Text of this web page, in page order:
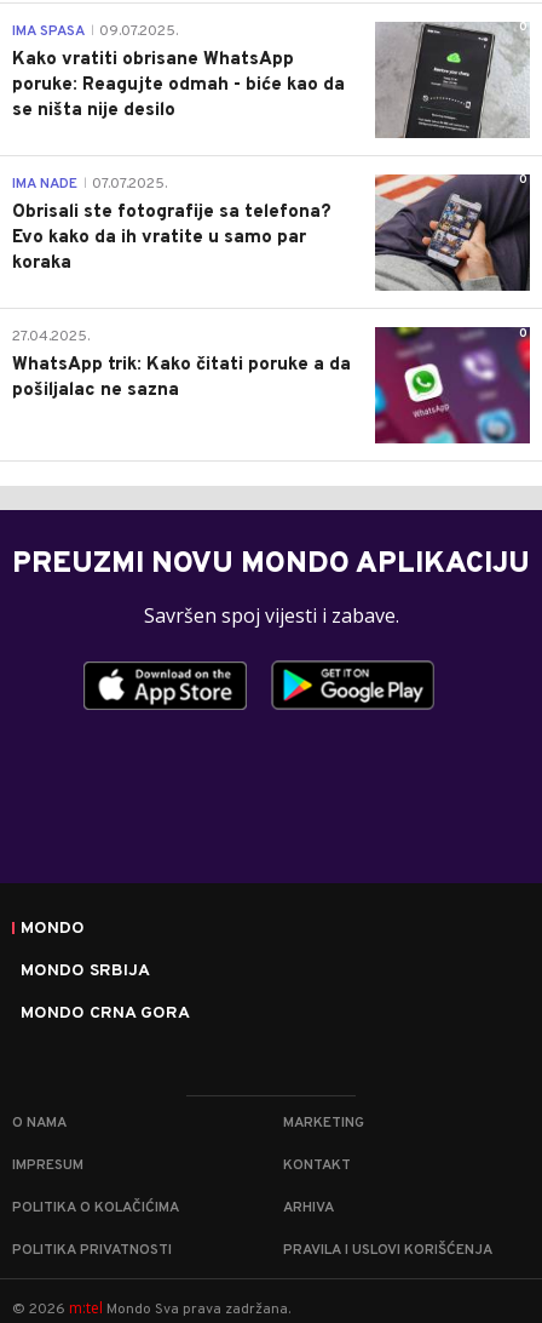
0
IMA SPASA 09.07.2025.
Kako vratiti obrisane WhatsApp
poruke: Reagujte odmah - biće kao da
se ništa nije desilo
0
IMA NADE 07.07.2025.
Obrisali ste fotografije sa telefona?
Evo kako da ih vratite u samo par
koraka
0
27.04.2025.
WhatsApp trik: Kako čitati poruke a da
pošiljalac ne sazna
PREUZMI NOVU MONDO APLIKACIJU
Savršen spoj vijesti i zabave.
MONDO
MONDO SRBIJA
MONDO CRNA GORA
O NAMA MARKETING
IMPRESUM KONTAKT
POLITIKA O KOLAČIĆIMA ARHIVA
POLITIKA PRIVATNOSTI PRAVILA I USLOVI KORIŠĆENJA
© 2026 m:tel Mondo Sva prava zadržana.